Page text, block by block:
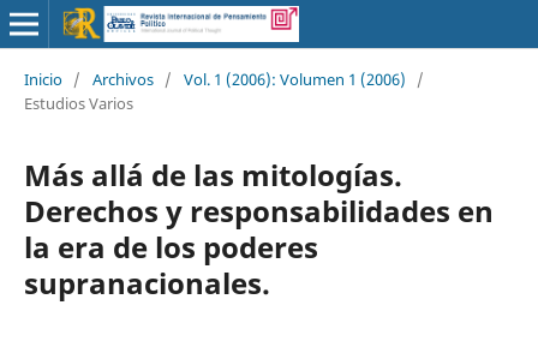
Inicio / Archivos / Vol. 1 (2006): Volumen 1 (2006)
/
Estudios Varios
Más allá de las mitologías.
Derechos y responsabilidades en
la era de los poderes
supranacionales.